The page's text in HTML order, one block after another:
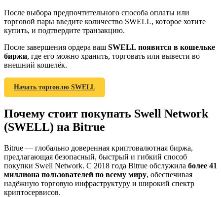
BTC Welcome Rewards
Deposit & Trade BTC to Share 25000 USDT prize pool!
Share 500000 CASHCAT prize pool
Exclusive for BitMart Users
Register & Trade to Win 500,000 USDT
После выбора предпочтительного способа оплаты или
торговой пары введите количество SWELL, которое хотите
купить, и подтвердите транзакцию.
После завершения ордера ваш SWELL появится в кошельке
биржи, где его можно хранить, торговать или вывести во
внешний кошелёк.
Начать торговлю SWELL
Почему стоит покупать Swell Network
(SWELL) на Bitrue
Bitrue — глобально доверенная криптовалютная биржа,
предлагающая безопасный, быстрый и гибкий способ
покупки Swell Network. С 2018 года Bitrue обслужила более 41
миллиона пользователей по всему миру, обеспечивая
надёжную торговую инфраструктуру и широкий спектр
криптосервисов.